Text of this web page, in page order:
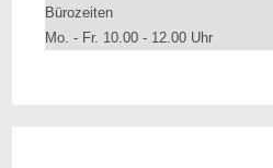
Bürozeiten
Mo. - Fr. 10.00 - 12.00 Uhr